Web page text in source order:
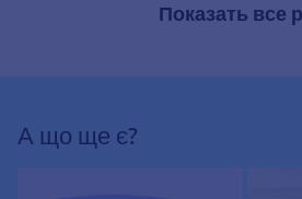
Показать все
А що ще є?